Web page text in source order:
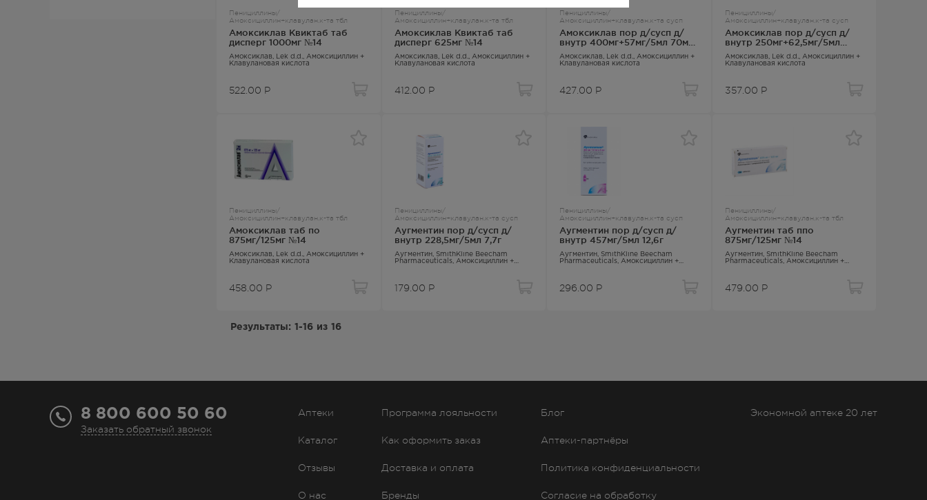
Пенициллины/
Амоксициллин+клавулан.к-та тбл
Амоксиклав Квиктаб таб
дисперг 1000мг №14
Амоксиклав, Lek d.d., Амоксициллин +
Клавулановая кислота
522.00 Р
Пенициллины/
Амоксициллин+клавулан.к-та тбл
Амоксиклав Квиктаб таб
дисперг 625мг №14
Амоксиклав, Lek d.d., Амоксициллин +
Клавулановая кислота
412.00 Р
Пенициллины/
Амоксициллин+клавулан.к-та сусп
Амоксиклав пор д/сусп д/
внутр 400мг+57мг/5мл 70мл
22г
Амоксиклав, Lek d.d., Амоксициллин +
Клавулановая кислота
427.00 Р
Пенициллины/
Амоксициллин+клавулан.к-та сусп
Амоксиклав пор д/сусп д/
внутр 250мг+62,5мг/5мл
100мл
Амоксиклав, Lek d.d., Амоксициллин +
Клавулановая кислота
357.00 Р
Пенициллины/
Амоксициллин+клавулан.к-та тбл
Амоксиклав таб по
875мг/125мг №14
Амоксиклав, Lek d.d., Амоксициллин +
Клавулановая кислота
458.00 Р
Пенициллины/
Амоксициллин+клавулан.к-та сусп
Аугментин пор д/сусп д/
внутр 228,5мг/5мл 7,7г
Аугментин , SmithKline Beecham
Pharmaceuticals, Амоксициллин +
179.00 Р
Пенициллины/
Амоксициллин+клавулан.к-та сусп
Аугментин пор д/сусп д/
внутр 457мг/5мл 12,6г
Аугментин , SmithKline Beecham
Pharmaceuticals, Амоксициллин +
296.00 Р
Пенициллины/
Амоксициллин+клавулан.к-та тбл
Аугментин таб ппо
875мг/125мг №14
Аугментин , SmithKline Beecham
Pharmaceuticals, Амоксициллин +
479.00 Р
Результаты: 1-16 из 16
8 800 600 50 60
Заказать обратный звонок
Аптеки
Каталог
Отзывы
О нас
Программа лояльности
Как оформить заказ
Доставка и оплата
Бренды
Блог
Аптеки-партнёры
Политика конфиденциальности
Согласие на обработку
Экономной аптеке 20 лет